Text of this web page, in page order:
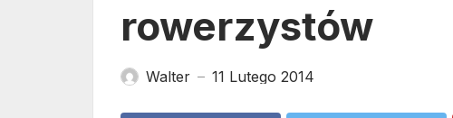
rowerzystów
Walter — 11 Lutego 2014